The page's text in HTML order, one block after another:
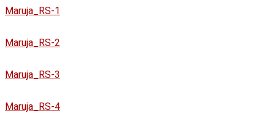
Maruja_RS-1
Maruja_RS-2
Maruja_RS-3
Maruja_RS-4